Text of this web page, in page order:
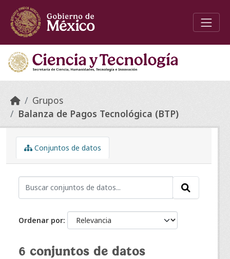
Skip to main content
Grupos
Balanza de Pagos Tecnológica (BTP)
Conjuntos de datos
Ordenar por
6 conjuntos de datos